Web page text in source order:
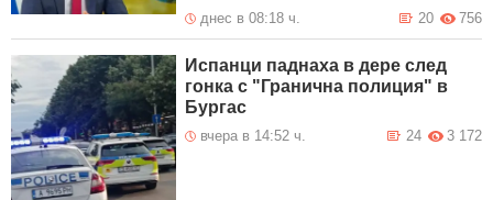
днес в 08:18 ч. 756
20
Испанци паднаха в дере след
гонка с "Гранична полиция" в
Бургас
вчера в 14:52 ч. 3 172
24